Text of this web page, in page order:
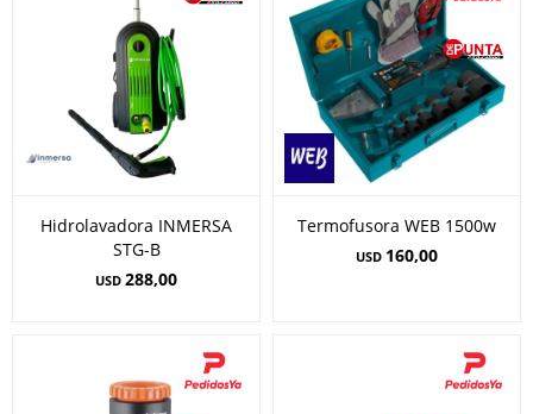
Hidrolavadora INMERSA
STG-B
USD 288,00
Termofusora WEB 1500w
USD 160,00